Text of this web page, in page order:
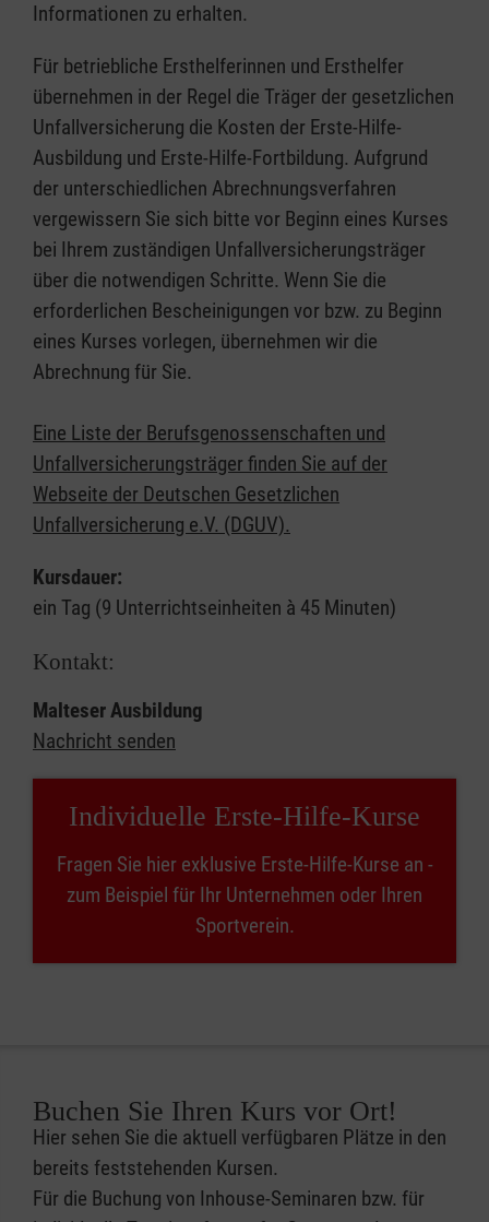
Informationen zu erhalten.
Für betriebliche Ersthelferinnen und Ersthelfer
übernehmen in der Regel die Träger der gesetzlichen
Unfallversicherung die Kosten der Erste-Hilfe-
Ausbildung und Erste-Hilfe-Fortbildung. Aufgrund
der unterschiedlichen Abrechnungsverfahren
vergewissern Sie sich bitte vor Beginn eines Kurses
bei Ihrem zuständigen Unfallversicherungsträger
über die notwendigen Schritte. Wenn Sie die
erforderlichen Bescheinigungen vor bzw. zu Beginn
eines Kurses vorlegen, übernehmen wir die
Abrechnung für Sie.
Eine Liste der Berufsgenossenschaften und
Unfallversicherungsträger finden Sie auf der
Webseite der Deutschen Gesetzlichen
Unfallversicherung e.V. (DGUV).
Kursdauer:
ein Tag (9 Unterrichtseinheiten à 45 Minuten)
Kontakt:
Malteser Ausbildung
Nachricht senden
Individuelle Erste-Hilfe-Kurse
Fragen Sie hier exklusive Erste-Hilfe-Kurse an -
zum Beispiel für Ihr Unternehmen oder Ihren
Sportverein.
Buchen Sie Ihren Kurs vor Ort!
Hier sehen Sie die aktuell verfügbaren Plätze in den
bereits feststehenden Kursen.
Für die Buchung von Inhouse-Seminaren bzw. für